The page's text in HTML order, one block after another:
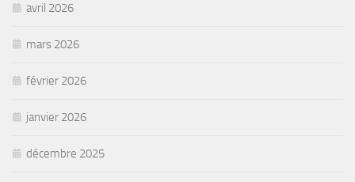
avril 2026
mars 2026
février 2026
janvier 2026
décembre 2025